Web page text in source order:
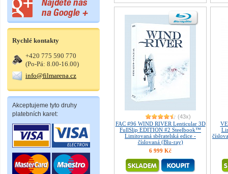
Rychlé kontakty
+420 775 590 770
(Po-Pá: 8.00-16.00)
info@filmarena.cz
Akceptujeme tyto druhy
platebních karet:
(43x)
FAC #96 WIND RIVER Lenticular 3D
FullSlip EDITION #2 Steelbook™
Limitovaná sběratelská edice -
číslovaná (Blu-ray)
6 999 Kč